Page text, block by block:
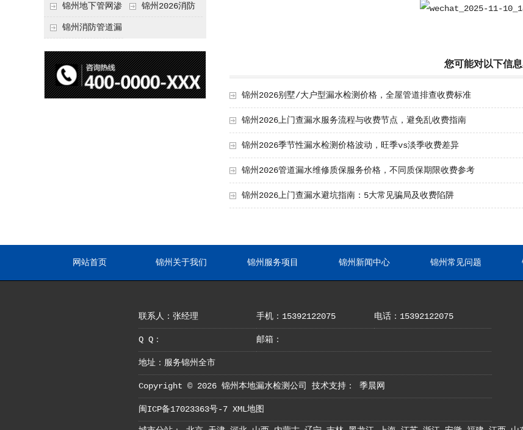
价参考
锦州地下管网渗
漏检测
锦州2026消防
程类项目报价
锦州消防管道漏
6，工程类检测收费
标准详解
您可能对以下信
锦州2026别墅/大户型漏水检测价格，全屋管道排查收费标准
锦州2026上门查漏水服务流程与收费节点，避免乱收费指南
锦州2026季节性漏水检测价格波动，旺季vs淡季收费差异
锦州2026管道漏水维修质保服务价格，不同质保期限收费参考
锦州2026上门查漏水避坑指南：5大常见骗局及收费陷阱
网站首页 锦州关于我们 锦州服务项目 锦州新闻中心 锦州常见问题
联系人：张经理 手机：15392122075 电话：15392122075
Q Q： 邮箱：
地址：服务锦州全市
Copyright © 2026 锦州本地漏水检测公司 技术支持： 季晨网
闽ICP备17023363号-7 XML地图